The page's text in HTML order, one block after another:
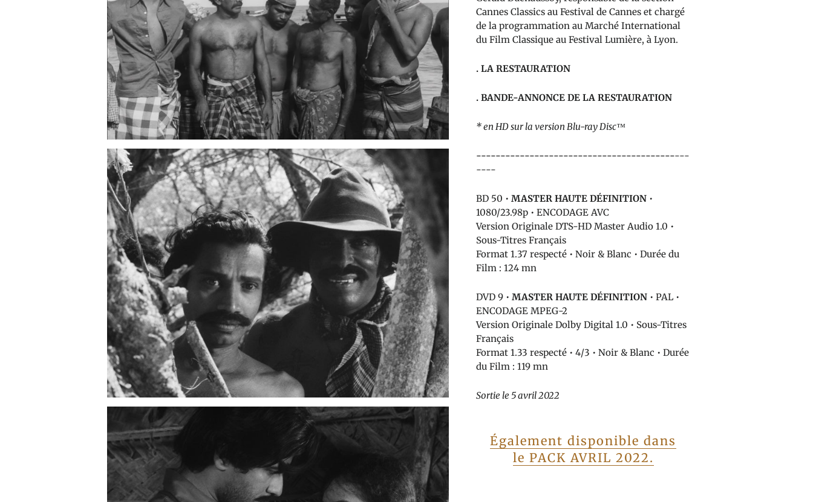
Cannes Classics au Festival de Cannes et chargé
de la programmation au Marché International
du Film Classique au Festival Lumière, à Lyon.
. LA RESTAURATION
. BANDE-ANNONCE DE LA RESTAURATION
* en HD sur la version Blu-ray Disc™
--------------------------------------------
----
BD 50 • MASTER HAUTE DÉFINITION•
1080/23.98p • ENCODAGE AVC
Version Originale DTS-HD Master Audio 1.0 •
Sous-Titres Français
Format 1.37 respecté • Noir & Blanc • Durée du
Film : 124 mn
DVD 9 • MASTER HAUTE DÉFINITION • PAL •
ENCODAGE MPEG-2
Version Originale Dolby Digital 1.0 • Sous-Titres
Français
Format 1.33 respecté • 4/3 • Noir & Blanc • Durée
du Film : 119 mn
Sortie le 5 avril 2022
Également disponible dans
le PACK AVRIL 2022.